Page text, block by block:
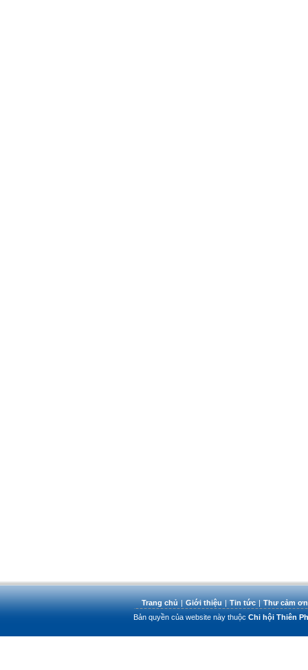
Trang chủ | Giới thiệu | Tin tức | Thư cảm ơn
Bản quyền của website này thuộcChi hội Thiên